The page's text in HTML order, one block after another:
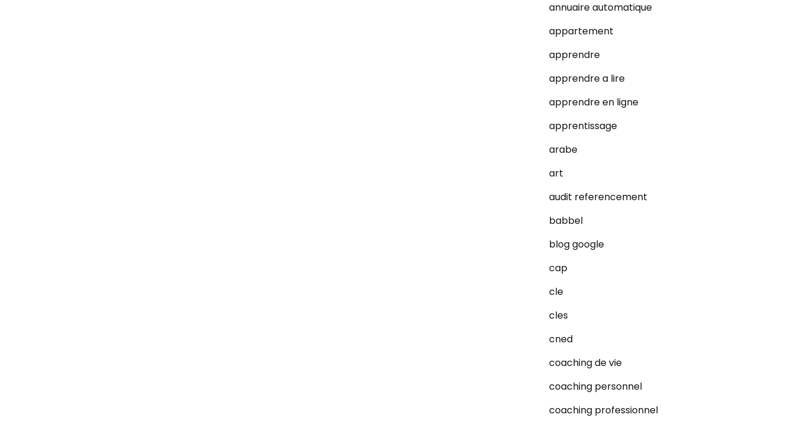
annuaire automatique
appartement
apprendre
apprendre a lire
apprendre en ligne
apprentissage
arabe
art
audit referencement
babbel
blog google
cap
cle
cles
cned
coaching de vie
coaching personnel
coaching professionnel